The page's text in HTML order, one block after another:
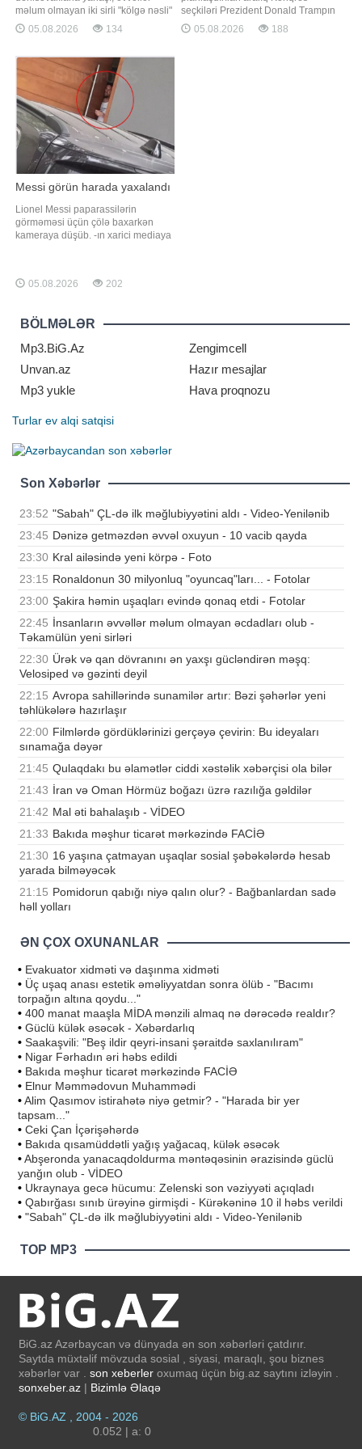
məlum olmayan iki sirli "kölgə nəsli"
ilə də qarışıblar. Qaynarinfo xəbər
verir ki, bu barədə "Sci.News" nəşri
kampusunun rəhbərliyi ilə aparılan
yeni araşdırmaya istinadən məluma
05.08.2026 134
seçkiləri Prezident Donald Trampın
Nümayəndələr Palatası üzərində
nəzarəti itirməsi ilə nəticələnə və
05.08.2026 188
Messi görün harada yaxalandı
Lionel Messi paparassilərin
görməməsi üçün çölə baxarkən
kameraya düşüb. -ın xarici mediaya
anda yaxalanıb və bu, maraqlı
ulduzlarından biri olan Lione
05.08.2026 202
BÖLMƏLƏR
Mp3.BiG.Az
Zengimcell
Unvan.az
Hazır mesajlar
Mp3 yukle
Hava proqnozu
Turlar ev alqi satqisi
Son Xəbərlər
23:52 "Sabah" ÇL-də ilk məğlubiyyətini aldı - Video-Yenilənib
23:45 Dənizə getməzdən əvvəl oxuyun - 10 vacib qayda
23:30 Kral ailəsində yeni körpə - Foto
23:15 Ronaldonun 30 milyonluq "oyuncaq"ları... - Fotolar
23:00 Şakira həmin uşaqları evində qonaq etdi - Fotolar
22:45 İnsanların əvvəllər məlum olmayan əcdadları olub -
Təkamülün yeni sirləri
22:30 Ürək və qan dövranını ən yaxşı gücləndirən məşq:
Velosiped və gəzinti deyil
22:15 Avropa sahillərində sunamilər artır: Bəzi şəhərlər yeni
təhlükələrə hazırlaşır
22:00 Filmlərdə gördüklərinizi gerçəyə çevirin: Bu ideyaları
sınamağa dəyər
21:45 Qulaqdakı bu əlamətlər ciddi xəstəlik xəbərçisi ola bilər
21:43 İran və Oman Hörmüz boğazı üzrə razılığa gəldilər
21:42 Mal əti bahalaşıb - VİDEO
21:33 Bakıda məşhur ticarət mərkəzində FACİƏ
21:30 16 yaşına çatmayan uşaqlar sosial şəbəkələrdə hesab
yarada bilməyəcək
21:15 Pomidorun qabığı niyə qalın olur? - Bağbanlardan sadə
həll yolları
ƏN ÇOX OXUNANLAR
• Evakuator xidməti və daşınma xidməti
• Üç uşaq anası estetik əməliyyatdan sonra ölüb - "Bacımı
torpağın altına qoydu..."
• 400 manat maaşla MİDA mənzili almaq nə dərəcədə realdır?
• Güclü külək əsəcək - Xəbərdarlıq
• Saakaşvili: "Beş ildir qeyri-insani şəraitdə saxlanılıram"
• Nigar Fərhadın əri həbs edildi
• Bakıda məşhur ticarət mərkəzində FACİƏ
• Elnur Məmmədovun Muhammədi
•Alim Qasımov istirahətə niyə getmir? - "Harada bir yer
tapsam..."
• Ceki Çan İçərişəhərdə
• Bakıda qısamüddətli yağış yağacaq, külək əsəcək
•Abşeronda yanacaqdoldurma məntəqəsinin ərazisində güclü
yanğın olub - VİDEO
• Ukraynaya gecə hücumu: Zelenski son vəziyyəti açıqladı
• Qabırğası sınıb ürəyinə girmişdi - Kürəkəninə 10 il həbs verildi
• "Sabah" ÇL-də ilk məğlubiyyətini aldı - Video-Yenilənib
TOP MP3
BiG.az Azərbaycan və dünyada ən son xəbərləri çatdırır.
Saytda müxtəlif mövzuda sosial , siyasi, maraqlı, şou biznes
xəbərlər var . son xeberler oxumaq üçün big.az saytını izləyin .
sonxeber.az | Bizimlə Əlaqə
© BiG.AZ , 2004 - 2026
0.052 | a: 0